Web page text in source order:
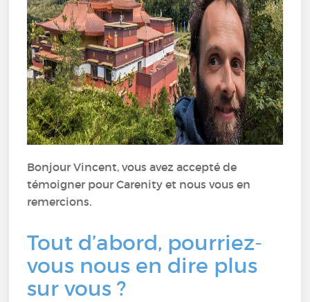
Bonjour Vincent, vous avez accepté de
témoigner pour Carenity et nous vous en
remercions.
Tout d’abord, pourriez-
vous nous en dire plus
sur vous ?